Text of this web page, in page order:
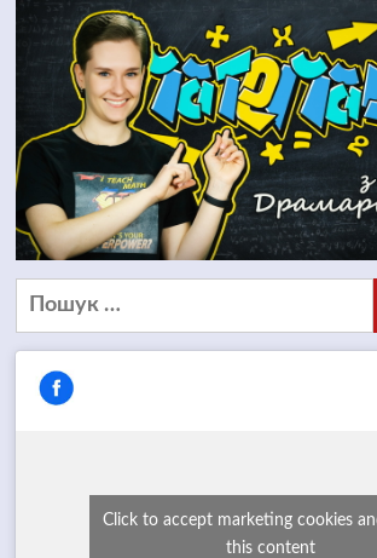
Пошук:
Click to accept marketing cookies
this content